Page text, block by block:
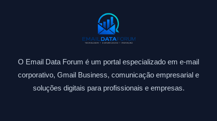
O Email Data Forum é um portal especializado em e-mail
corporativo, Gmail Business, comunicação empresarial e
soluções digitais para profissionais e empresas.